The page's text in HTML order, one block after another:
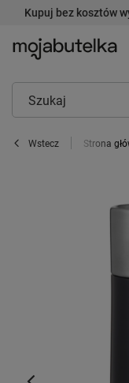
Kupuj bez kosztów
Wstecz Strona